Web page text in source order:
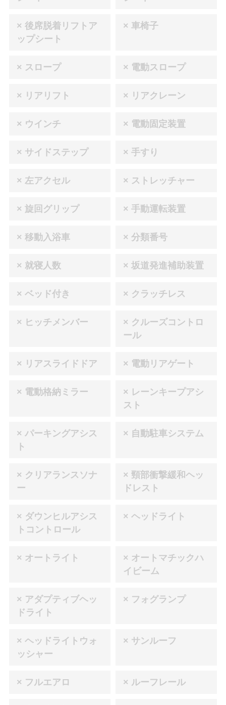
× 後席脱着リフトア
ップシート
× 車椅子
× スロープ × 電動スロープ
× リアリフト × リアクレーン
× ウインチ × 電動固定装置
× サイドステップ × 手すり
× 左アクセル × ストレッチャー
× 旋回グリップ × 手動運転装置
× 移動入浴車 × 分類番号
× 就寝人数 × 坂道発進補助装置
× ベッド付き × クラッチレス
× ヒッチメンバー
× クルーズコントロ
ール
× リアスライドドア × 電動リアゲート
× 電動格納ミラー
× レーンキープアシ
スト
× パーキングアシス
ト
× 自動駐車システム
× クリアランスソナ
ー
× 頸部衝撃緩和ヘッ
ドレスト
× ダウンヒルアシス
トコントロール
× ヘッドライト
× オートライト
× オートマチックハ
イビーム
× アダプティブヘッ
ドライト
× フォグランプ
× ヘッドライトウォ
ッシャー
× サンルーフ
× フルエアロ × ルーフレール